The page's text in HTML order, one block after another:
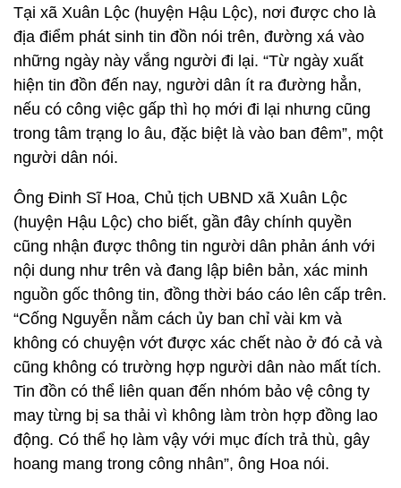
Tại xã Xuân Lộc (huyện Hậu Lộc), nơi được cho là
địa điểm phát sinh tin đồn nói trên, đường xá vào
những ngày này vắng người đi lại. “Từ ngày xuất
hiện tin đồn đến nay, người dân ít ra đường hẳn,
nếu có công việc gấp thì họ mới đi lại nhưng cũng
trong tâm trạng lo âu, đặc biệt là vào ban đêm”, một
người dân nói.
Ông Đinh Sĩ Hoa, Chủ tịch UBND xã Xuân Lộc
(huyện Hậu Lộc) cho biết, gần đây chính quyền
cũng nhận được thông tin người dân phản ánh với
nội dung như trên và đang lập biên bản, xác minh
nguồn gốc thông tin, đồng thời báo cáo lên cấp trên.
“Cống Nguyễn nằm cách ủy ban chỉ vài km và
không có chuyện vớt được xác chết nào ở đó cả và
cũng không có trường hợp người dân nào mất tích.
Tin đồn có thể liên quan đến nhóm bảo vệ công ty
may từng bị sa thải vì không làm tròn hợp đồng lao
động. Có thể họ làm vậy với mục đích trả thù, gây
hoang mang trong công nhân”, ông Hoa nói.